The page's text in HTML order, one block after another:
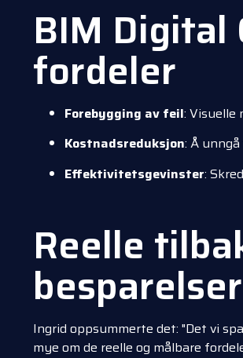
BIM
fordeler
Forebygging av feil: Visuelle
Kostnadsreduksjon: Å
Effektivitetsgevinster:
Reelle
besparelser
Ingrid oppsummerte det: "Det vi
mye om de reelle og målbare